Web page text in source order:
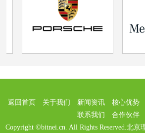
返回首页 关于我们 新闻资讯 核心优势
联系我们
合作伙伴
Copyright ©bitnei.cn. All Rights Reserved.北